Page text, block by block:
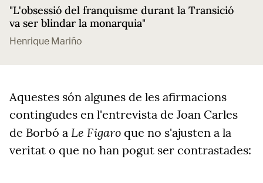
"L'obsessió del franquisme durant la Transició
va ser blindar la monarquia"
Henrique Mariño
Aquestes són algunes de les afirmacions
contingudes en l'entrevista de Joan Carles
de Borbó a Le Figaro que no s'ajusten a la
veritat o que no han pogut ser contrastades: